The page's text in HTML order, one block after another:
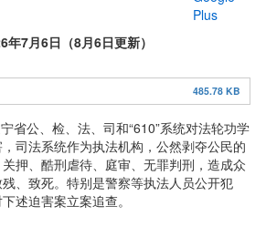
年7月6日（8月6日更新）
485.78 KB
省公、检、法、司和“610”系统对法轮功学
司法系统作为执法机构，公然剥夺公民的
押、酷刑虐待、庭审、无罪判刑，造成众
、致死。特别是警察等执法人员公开犯
述迫害案立案追查。